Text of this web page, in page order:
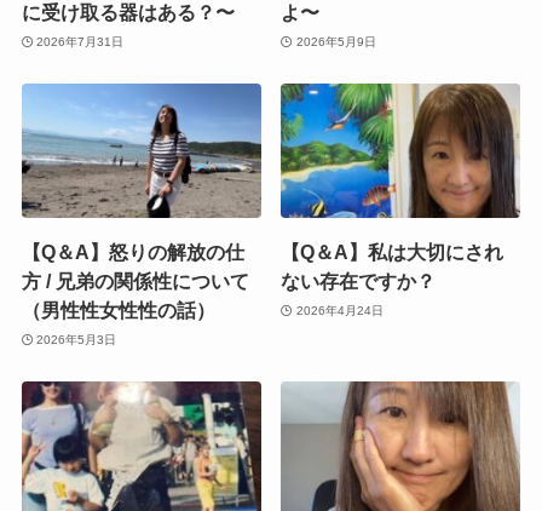
に受け取る器はある？〜
2026年7月31日
よ〜
2026年5月9日
【Q＆A】怒りの解放の仕
方 / 兄弟の関係性について
（男性性女性性の話）
2026年5月3日
【Q＆A】私は大切にされ
ない存在ですか？
2026年4月24日